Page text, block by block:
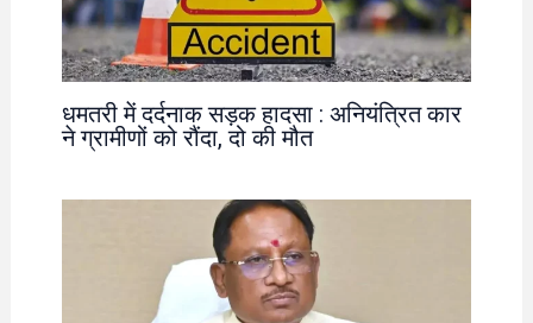
धमतरी में दर्दनाक सड़क हादसा : अनियंत्रित कार
ने ग्रामीणों को रौंदा, दो की मौत